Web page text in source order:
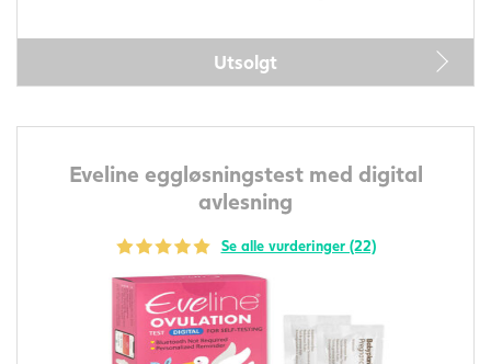
Utsolgt
Eveline eggløsningstest med digital
avlesning
Se alle vurderinger (22)